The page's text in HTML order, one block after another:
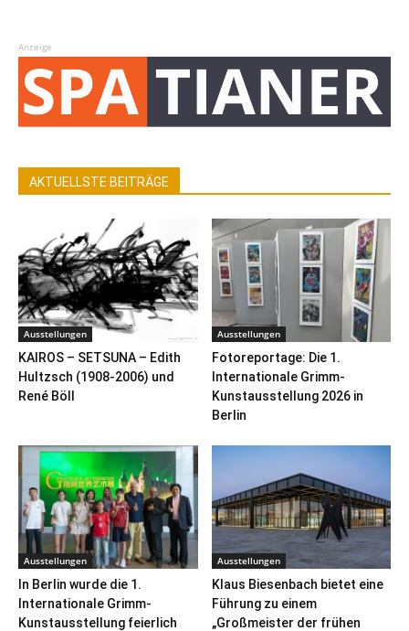
Anzeige
AKTUELLSTE BEITRÄGE
Ausstellungen
KAIROS – SETSUNA – Edith
Hultzsch (1908-2006) und
René Böll
Ausstellungen
Fotoreportage: Die 1.
Internationale Grimm-
Kunstausstellung 2026 in
Berlin
Ausstellungen
In Berlin wurde die 1.
Internationale Grimm-
Kunstausstellung feierlich
Ausstellungen
Klaus Biesenbach bietet eine
Führung zu einem
„Großmeister der frühen